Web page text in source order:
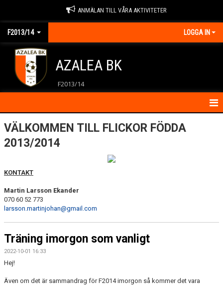
ANMÄLAN TILL VÅRA AKTIVITETER
F2013/14 LOGGA IN
AZALEA BK
F2013/14
HEM
KALENDER
MATCHER
NYHETER
VÄLKOMMEN TILL FLICKOR FÖDDA
2013/2014
KONTAKT
Martin Larsson Ekander
070 60 52 773
larsson.martinjohan@gmail.com
Träning imorgon som vanligt
2022-10-01 16:33
Hej!
Även om det är sammandrag för F2014 imorgon så kommer det vara